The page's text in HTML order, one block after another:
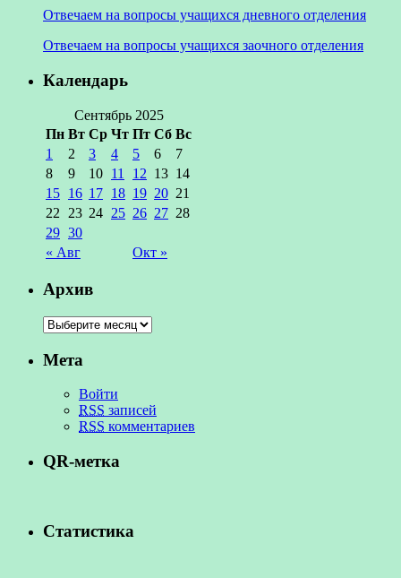
Отвечаем на вопросы учащихся дневного отделения
Отвечаем на вопросы учащихся заочного отделения
Календарь
Сентябрь 2025
Пн Вт Ср Чт Пт Сб Вс
« Авг Окт »
1 2 3 4 5 6
7
8
9 10 11 12 13 14
15 16 17 18 19 20 21
22
23 24 25 26 27 28
29 30
Архив
Мета
Войти
RSS записей
RSS комментариев
QR-метка
Статистика